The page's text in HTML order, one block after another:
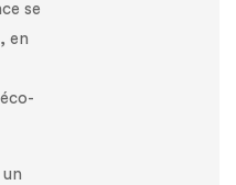
se
en